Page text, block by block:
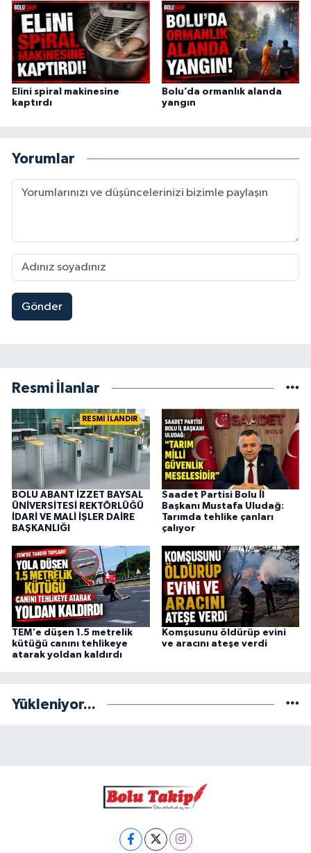
Elini spiral makinesine
kaptırdı
Bolu’da ormanlık alanda
yangın
Yorumlar
Gönder
Resmi İlanlar
RESMİ İLANDIR
BOLU ABANT İZZET BAYSAL
ÜNİVERSİTESİ REKTÖRLÜĞÜ
İDARİ VE MALİ İŞLER DAİRE
BAŞKANLIĞI
Saadet Partisi Bolu İl
Başkanı Mustafa Uludağ:
Tarımda tehlike çanları
çalıyor
TEM'e düşen 1.5 metrelik
kütüğü canını tehlikeye
atarak yoldan kaldırdı
Komşusunu öldürüp evini
ve aracını ateşe verdi
Yükleniyor...